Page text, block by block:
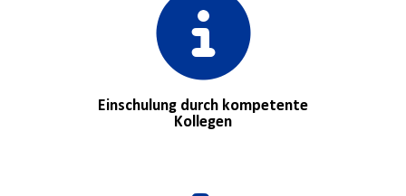
Einschulung durch kompetente
Kollegen